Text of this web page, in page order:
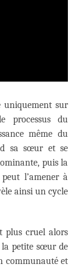
uniquement sur
processus du
même du
sa sœur et se
puis la
l’amener à
ainsi un cycle
plus cruel alors
la petite sœur de
communauté et